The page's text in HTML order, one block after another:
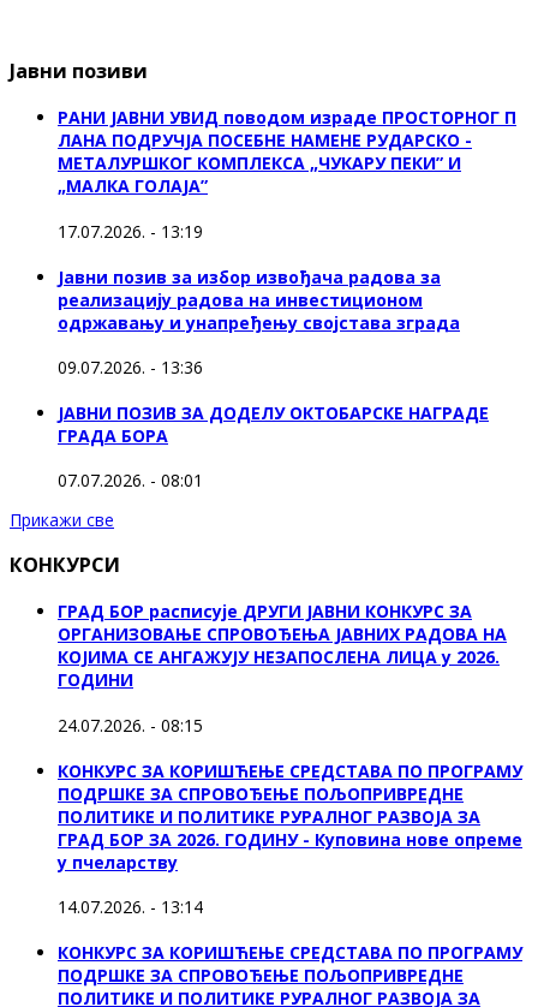
Јавни позиви
РАНИ ЈАВНИ УВИД поводом израде ПРОСТОРНОГ П
ЛАНА ПОДРУЧЈА ПОСЕБНЕ НАМЕНЕ РУДАРСКО -
МЕТАЛУРШКОГ КОМПЛЕКСА „ЧУКАРУ ПЕКИ” И
„МАЛКА ГОЛАЈА”
17.07.2026. - 13:19
Јавни позив за избор извођача радова за
реализацију радова на инвестиционом
одржавању и унапређењу својстава зграда
09.07.2026. - 13:36
ЈАВНИ ПОЗИВ ЗА ДОДЕЛУ ОКТOБАРСКЕ НАГРАДЕ
ГРАДА БОРА
07.07.2026. - 08:01
Прикажи све
КОНКУРСИ
ГРАД БОР расписује ДРУГИ ЈАВНИ КОНКУРС ЗА
ОРГАНИЗОВАЊЕ СПРОВОЂЕЊА ЈАВНИХ РАДОВА НА
КОЈИМА СЕ АНГАЖУЈУ НЕЗАПОСЛЕНА ЛИЦА у 2026.
ГОДИНИ
24.07.2026. - 08:15
КОНКУРС ЗА КОРИШЋЕЊЕ СРЕДСТАВА ПО ПРОГРАМУ
ПОДРШКЕ ЗА СПРОВОЂЕЊЕ ПОЉОПРИВРЕДНЕ
ПОЛИТИКЕ И ПОЛИТИКЕ РУРАЛНОГ РАЗВОЈА ЗА
ГРАД БОР ЗА 2026. ГОДИНУ - Куповина нове опреме
у пчеларству
14.07.2026. - 13:14
КОНКУРС ЗА КОРИШЋЕЊЕ СРЕДСТАВА ПО ПРОГРАМУ
ПОДРШКЕ ЗА СПРОВОЂЕЊЕ ПОЉОПРИВРЕДНЕ
ПОЛИТИКЕ И ПОЛИТИКЕ РУРАЛНОГ РАЗВОЈА ЗА